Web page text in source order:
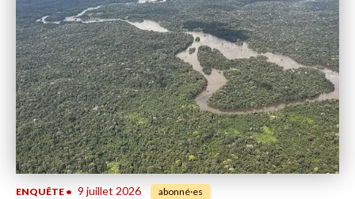
ENQUÊTE • 9 juillet 2026 abonné·es